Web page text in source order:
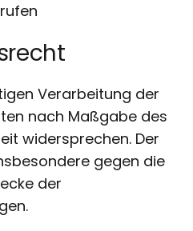
Verarbeitung der
nach Maßgabe des
widersprechen. Der
gegen die
der